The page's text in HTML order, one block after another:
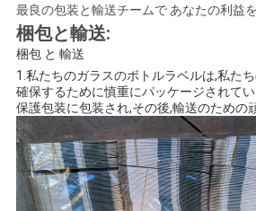
最良の包装と輸送チームで あなたの利益
梱包と輸送:
梱包 と 輸送
1.私たちのガラスのボトルラベルは,私た
確保するために慎重にパッケージされて
保護包装に包装され,その後,輸送のための